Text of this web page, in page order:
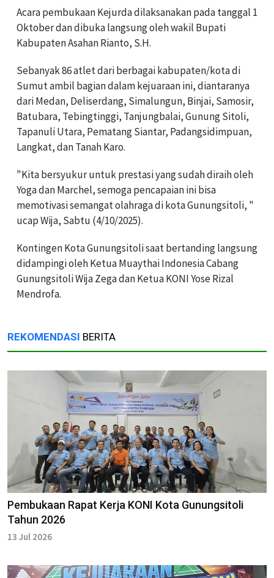
Acara pembukaan Kejurda dilaksanakan pada tanggal 1
Oktober dan dibuka langsung oleh wakil Bupati
Kabupaten Asahan Rianto, S.H.
Sebanyak 86 atlet dari berbagai kabupaten/kota di
Sumut ambil bagian dalam kejuaraan ini, diantaranya
dari Medan, Deliserdang, Simalungun, Binjai, Samosir,
Batubara, Tebingtinggi, Tanjungbalai, Gunung Sitoli,
Tapanuli Utara, Pematang Siantar, Padangsidimpuan,
Langkat, dan Tanah Karo.
"Kita bersyukur untuk prestasi yang sudah diraih oleh
Yoga dan Marchel, semoga pencapaian ini bisa
memotivasi semangat olahraga di kota Gunungsitoli, "
ucap Wija, Sabtu (4/10/2025).
Kontingen Kota Gunungsitoli saat bertanding langsung
didampingi oleh Ketua Muaythai Indonesia Cabang
Gunungsitoli Wija Zega dan Ketua KONI Yose Rizal
Mendrofa.
REKOMENDASI BERITA
Pembukaan Rapat Kerja KONI Kota Gunungsitoli
Tahun 2026
13 Jul 2026